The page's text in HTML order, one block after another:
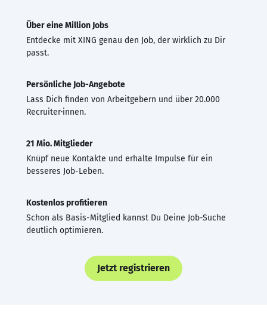
Über eine Million Jobs
Entdecke mit XING genau den Job, der wirklich zu Dir
passt.
Persönliche Job-Angebote
Lass Dich finden von Arbeitgebern und über 20.000
Recruiter·innen.
21 Mio. Mitglieder
Knüpf neue Kontakte und erhalte Impulse für ein
besseres Job-Leben.
Kostenlos profitieren
Schon als Basis-Mitglied kannst Du Deine Job-Suche
deutlich optimieren.
Jetzt registrieren